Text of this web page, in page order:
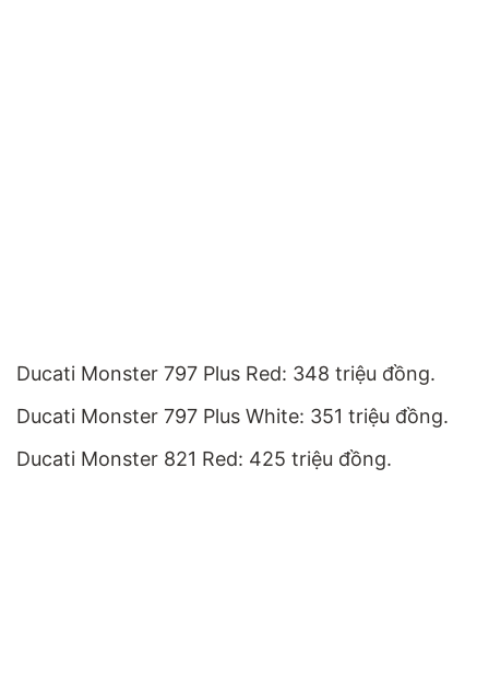
Ducati Monster 797 Plus Red: 348 triệu đồng.
Ducati Monster 797 Plus White: 351 triệu đồng.
Ducati Monster 821 Red: 425 triệu đồng.